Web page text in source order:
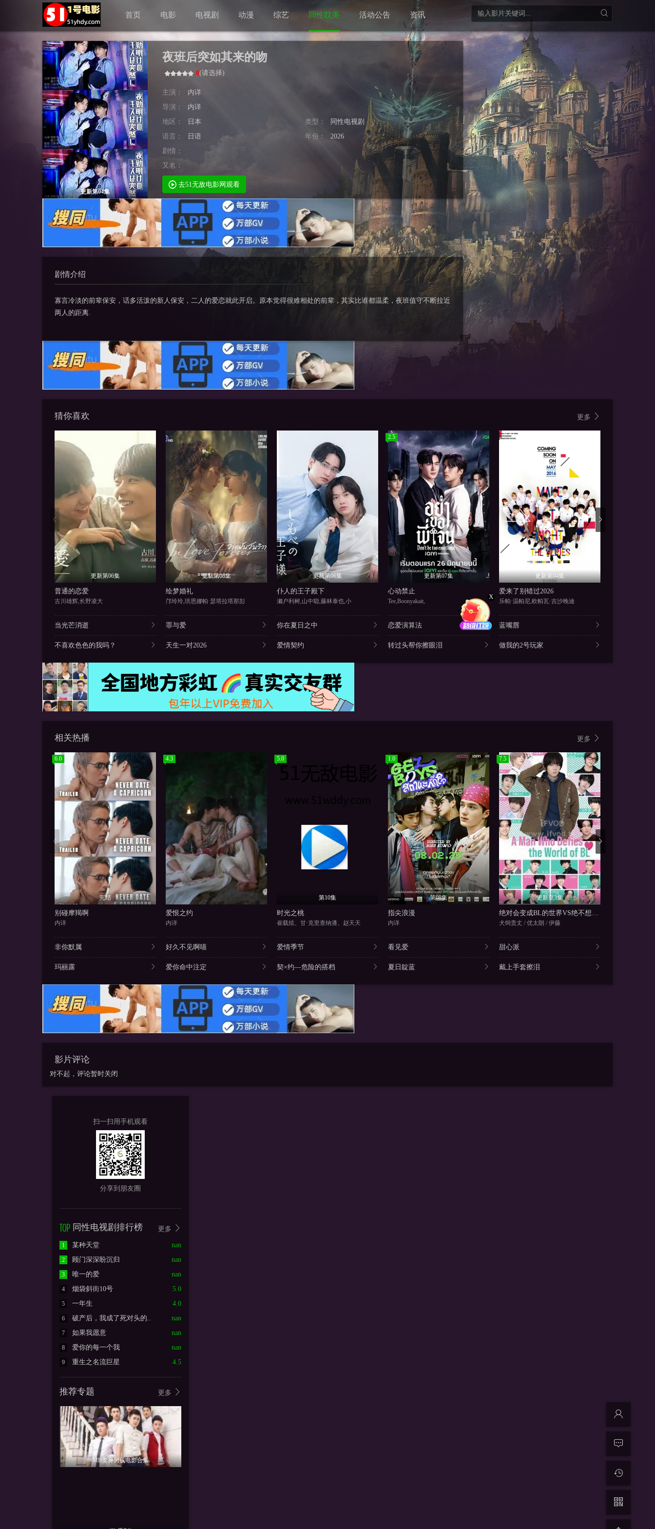
首页 电影 电视剧 动漫 综艺 同性耽美 活动公告 资讯
更新第04集
夜班后突如其来的吻
0(请选择)
主演：
内详
导演：
内详
地区：
日本 类型：
同性电视剧
语言：
日语 年份：
2026
剧情：
又名：
去51无敌电影网观看
剧情介绍
寡言冷淡的前辈保安，话多活泼的新人保安，二人的爱恋就此开启。原本觉得很难相处的前辈，其实比谁都温柔，夜班值守不断拉近
两人的距离.
更多
猜你喜欢
更新第06集
普通的恋爱
古川雄辉,长野凌大
更新第08集
绘梦婚礼
邝玲玲,珙恩娜帕·瑟塔拉塔那彭
更新第06集
仆人的王子殿下
濑户利树,山中聪,藤林泰也,小
2.5
更新第07集
心动禁止
Tee,Boonyakait,
更新第04集
爱来了别错过2026
乐帕·温帕尼,欧帕瓦·吉沙晚迪
当光芒消逝 罪与爱 你在夏日之中 恋爱演算法 蓝嘴唇
不喜欢色色的我吗？ 天生一对2026 爱情契约 转过头帮你擦眼泪 做我的2号玩家
更多
相关热播
6.0
完结
别碰摩羯啊
内详
4.3
爱恨之约
内详
5.0
第10集
时光之桃
崔载炫、甘·克里查纳潘、赵天天
1.0
第08集
指尖浪漫
内详
7.5
更新至3集
绝对会变成BL的世界VS绝不想变成BL的男人2
犬饲贵丈 / 优太朗 / 伊藤
非你默属 好久不见啊喵 爱情季节 看见爱 甜心派
玛丽露 爱你命中注定 契×约—危险的搭档 夏日靛蓝 戴上手套擦泪
影片评论
对不起，评论暂时关闭
扫一扫用手机观看
分享到朋友圈
更多
同性电视剧排行榜
nan
1
某种天堂
nan
2
顾门深深盼沉归
nan
3
唯一的爱
5.0
4
烟袋斜街10号
4.0
5
一年生
nan
6
破产后，我成了死对头的..
nan
7
如果我愿意
nan
8
爱你的每一个我
4.5
9 重生之名流巨星
更多
推荐专题
MB卖身男孩电影合集
X